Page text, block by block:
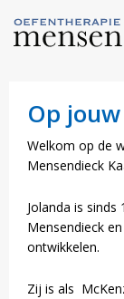
​Op
Welkom op de
Mensendieck
Jolanda is
Mensendieck
ontwikkelen.
Zij is als